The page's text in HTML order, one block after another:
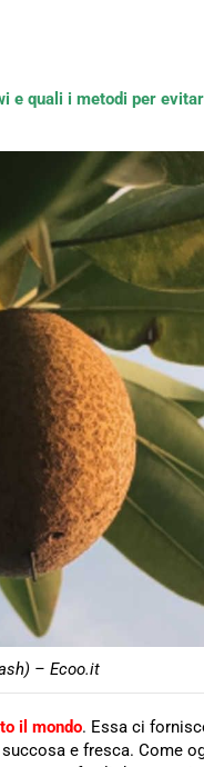
e quali i metodi per
– Ecoo.it
il mondo. Essa ci
e fresca. Come